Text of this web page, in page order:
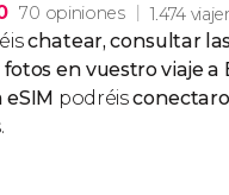
70 opiniones 1.474
chatear, consultar
en vuestro viaje a
podréis